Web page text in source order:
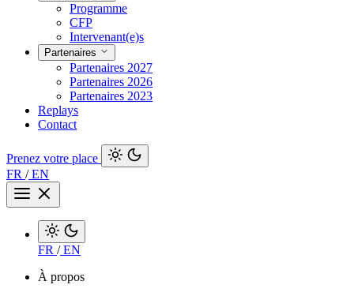
Programme
CFP
Intervenant(e)s
Partenaires
Partenaires 2027
Partenaires 2026
Partenaires 2023
Replays
Contact
Prenez votre place
FR /EN
FR /EN
À propos